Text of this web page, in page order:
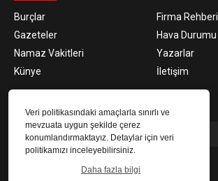
Veri politikasındaki amaçlarla sınırlı ve
mevzuata uygun şekilde çerez
konumlandırmaktayız. Detaylar için veri
politikamızı inceleyebilirsiniz.
Daha fazla bilgi
Burçlar
Firma Rehberi
Gazeteler
Hava Durumu
Namaz Vakitleri
Yazarlar
Künye
İletişim